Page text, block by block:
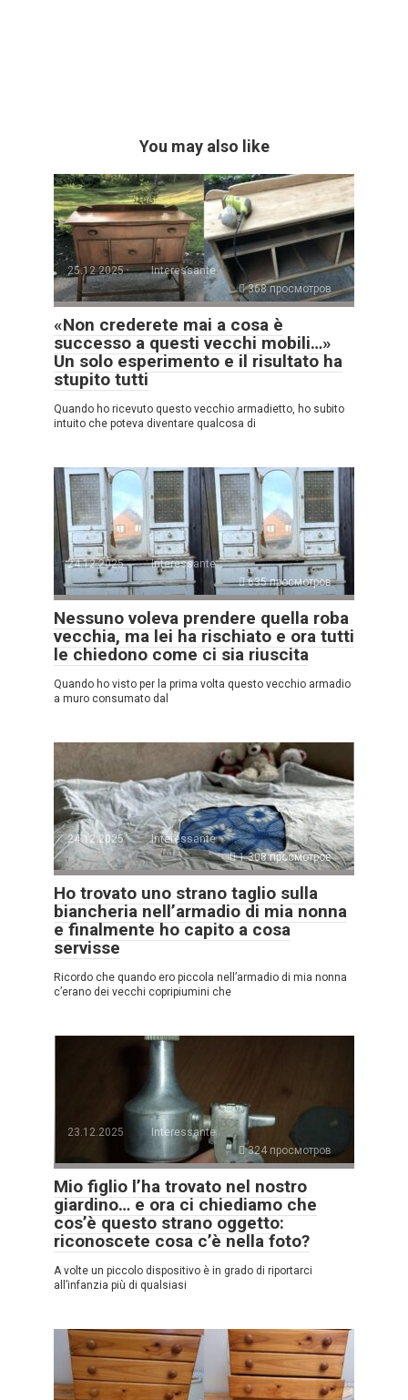
You may also like
25.12.2025
Interessante
368 просмотров
«Non crederete mai a cosa è
successo a questi vecchi mobili…»
Un solo esperimento e il risultato ha
stupito tutti
Quando ho ricevuto questo vecchio armadietto, ho subito
intuito che poteva diventare qualcosa di
24.12.2025
Interessante
635 просмотров
Nessuno voleva prendere quella roba
vecchia, ma lei ha rischiato e ora tutti
le chiedono come ci sia riuscita
Quando ho visto per la prima volta questo vecchio armadio
a muro consumato dal
24.12.2025
Interessante
1.308 просмотров
Ho trovato uno strano taglio sulla
biancheria nell’armadio di mia nonna
e finalmente ho capito a cosa
servisse
Ricordo che quando ero piccola nell’armadio di mia nonna
c’erano dei vecchi copripiumini che
23.12.2025
Interessante
324 просмотров
Mio figlio l’ha trovato nel nostro
giardino… e ora ci chiediamo che
cos’è questo strano oggetto:
riconoscete cosa c’è nella foto?
A volte un piccolo dispositivo è in grado di riportarci
all’infanzia più di qualsiasi